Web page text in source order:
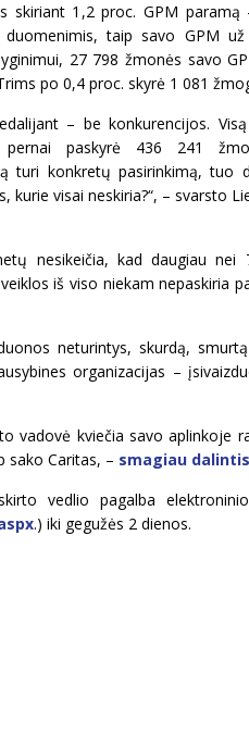
skiriant 1,2 proc. GPM paramą
duomenimis, taip savo GPM
27 798 žmonės savo
po 0,4 proc. skyrė 1 081
– be konkurencijos.
paskyrė 436 241
turi konkretų pasirinkimą, tuo
kurie visai neskiria?“, – svarsto
nesikeičia, kad daugiau nei
iš viso niekam nepaskiria
neturintys, skurdą,
organizacijas –
vadovė kviečia savo aplinkoje
sako Caritas, – smagiau dalintis
vedlio pagalba
.) iki gegužės 2 dienos.